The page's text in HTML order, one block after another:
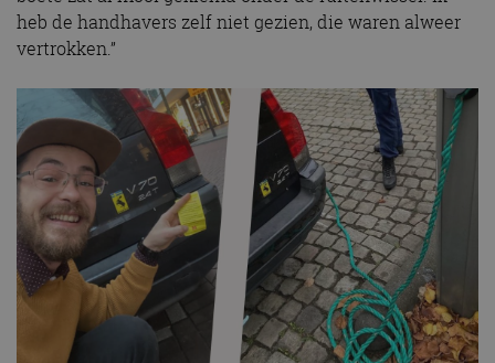
heb de handhavers zelf niet gezien, die waren alweer
vertrokken.”